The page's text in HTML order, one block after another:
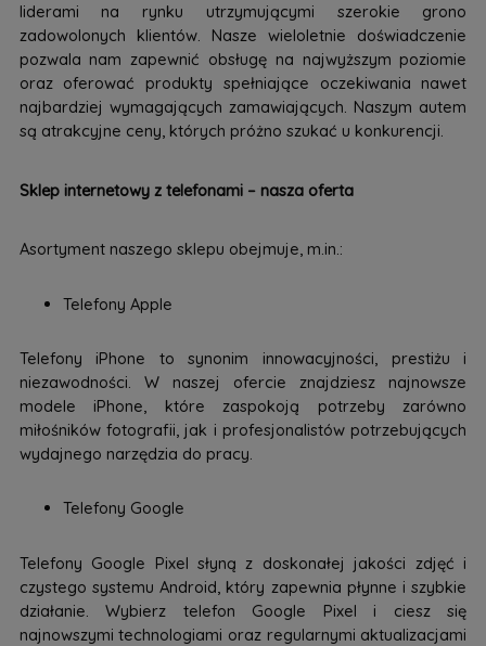
liderami na rynku utrzymującymi szerokie grono
zadowolonych klientów. Nasze wieloletnie doświadczenie
pozwala nam zapewnić obsługę na najwyższym poziomie
oraz oferować produkty spełniające oczekiwania nawet
najbardziej wymagających zamawiających. Naszym autem
są atrakcyjne ceny, których próżno szukać u konkurencji.
Sklep internetowy z telefonami – nasza oferta
Asortyment naszego sklepu obejmuje, m.in.:
Telefony Apple
Telefony iPhone to synonim innowacyjności, prestiżu i
niezawodności. W naszej ofercie znajdziesz najnowsze
modele iPhone, które zaspokoją potrzeby zarówno
miłośników fotografii, jak i profesjonalistów potrzebujących
wydajnego narzędzia do pracy.
Telefony Google
Telefony Google Pixel słyną z doskonałej jakości zdjęć i
czystego systemu Android, który zapewnia płynne i szybkie
działanie. Wybierz telefon Google Pixel i ciesz się
najnowszymi technologiami oraz regularnymi aktualizacjami